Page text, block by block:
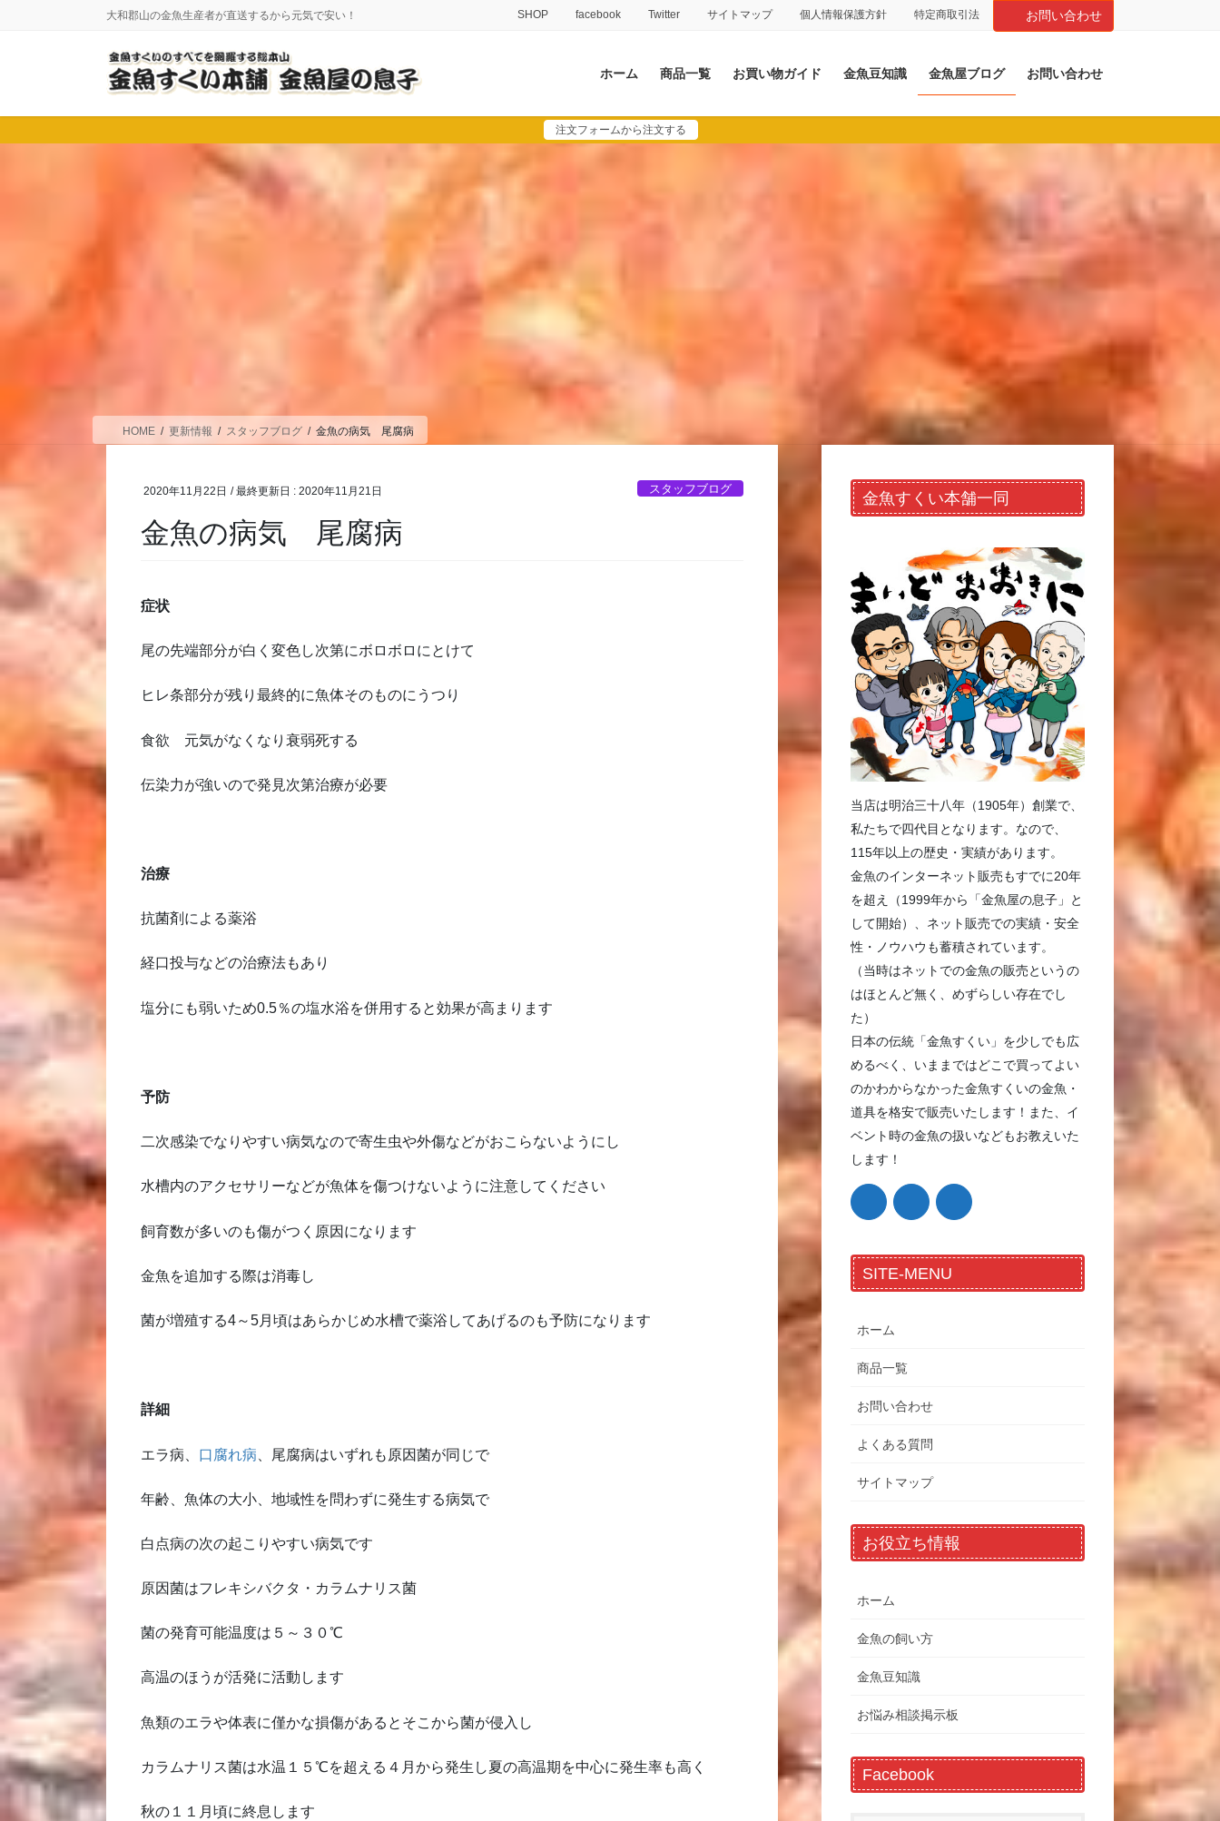
に
移
ョ
ン
大和郡山の金魚生産者が直送するから元気で安い！ SHOP facebook Twitter サイトマップ 個人情報保護方針 特定商取引法 お問い合わせ
ホーム 商品一覧 お買い物ガイド 金魚豆知識 金魚屋ブログ お問い合わせ
注文フォームから注文する
HOME 更新情報 スタッフブログ 金魚の病気 尾腐病
2020年11月22日 / 最終更新日 :2020年11月21日 スタッフブログ
金魚の病気 尾腐病
症状
尾の先端部分が白く変色し次第にボロボロにとけて
ヒレ条部分が残り最終的に魚体そのものにうつり
食欲 元気がなくなり衰弱死する
伝染力が強いので発見次第治療が必要
治療
抗菌剤による薬浴
経口投与などの治療法もあり
塩分にも弱いため0.5％の塩水浴を併用すると効果が高まります
予防
二次感染でなりやすい病気なので寄生虫や外傷などがおこらないようにし
水槽内のアクセサリーなどが魚体を傷つけないように注意してください
飼育数が多いのも傷がつく原因になります
金魚を追加する際は消毒し
菌が増殖する4～5月頃はあらかじめ水槽で薬浴してあげるのも予防になります
詳細
エラ病、 口腐れ病 、尾腐病はいずれも原因菌が同じで
年齢、魚体の大小、地域性を問わずに発生する病気で
白点病の次の起こりやすい病気です
原因菌はフレキシバクタ・カラムナリス菌
菌の発育可能温度は５～３０℃
高温のほうが活発に活動します
魚類のエラや体表に僅かな損傷があるとそこから菌が侵入し
カラムナリス菌は水温１５℃を超える４月から発生し夏の高温期を中心に発生率も高く
秋の１１月頃に終息します
金魚すくい本舗一同
当店は明治三十八年（1905年）創業で、
私たちで四代目となります。なので、
115年以上の歴史・実績があります。
金魚のインターネット販売もすでに20年
を超え（1999年から「金魚屋の息子」と
して開始）、ネット販売での実績・安全
性・ノウハウも蓄積されています。
（当時はネットでの金魚の販売というの
はほとんど無く、めずらしい存在でし
た）
日本の伝統「金魚すくい」を少しでも広
めるべく、いままではどこで買ってよい
のかわからなかった金魚すくいの金魚・
道具を格安で販売いたします！また、イ
ベント時の金魚の扱いなどもお教えいた
します！
SITE-MENU
ホーム
商品一覧
お問い合わせ
よくある質問
サイトマップ
お役立ち情報
ホーム
金魚の飼い方
金魚豆知識
お悩み相談掲示板
Facebook